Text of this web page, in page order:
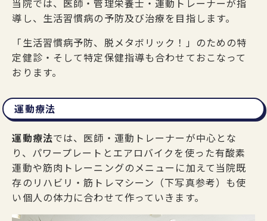
導し、生活習慣病の予防及び治療を目指します。
「生活習慣病予防、脱メタボリック！」のための特
定健診・そして特定保健指導も合わせておこなって
おります。
運動療法
運動療法では、医師・運動トレーナーが中心とな
り、パワープレートとエアロバイクを使った有酸素
運動や筋肉トレーニングのメニューに加えて当院既
存のリハビリ・筋トレマシーン（下写真参考）も使
い個人の体力に合わせて作っていきます。